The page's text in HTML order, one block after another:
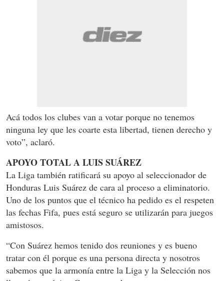
Acá todos los clubes van a votar porque no tenemos
ninguna ley que les coarte esta libertad, tienen derecho y
voto”, aclaró.
APOYO TOTAL A LUIS SUÁREZ
La Liga también ratificará su apoyo al seleccionador de
Honduras Luis Suárez de cara al proceso a eliminatorio.
Uno de los puntos que el técnico ha pedido es el respeten
las fechas Fifa, pues está seguro se utilizarán para juegos
amistosos.
“Con Suárez hemos tenido dos reuniones y es bueno
tratar con él porque es una persona directa y nosotros
sabemos que la armonía entre la Liga y la Selección nos